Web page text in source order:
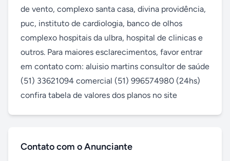
de vento, complexo santa casa, divina providência,
puc, instituto de cardiologia, banco de olhos
complexo hospitais da ulbra, hospital de clinicas e
outros. Para maiores esclarecimentos, favor entrar
em contato com: aluisio martins consultor de saúde
(51) 33621094 comercial (51) 996574980 (24hs)
confira tabela de valores dos planos no site
Contato com o Anunciante